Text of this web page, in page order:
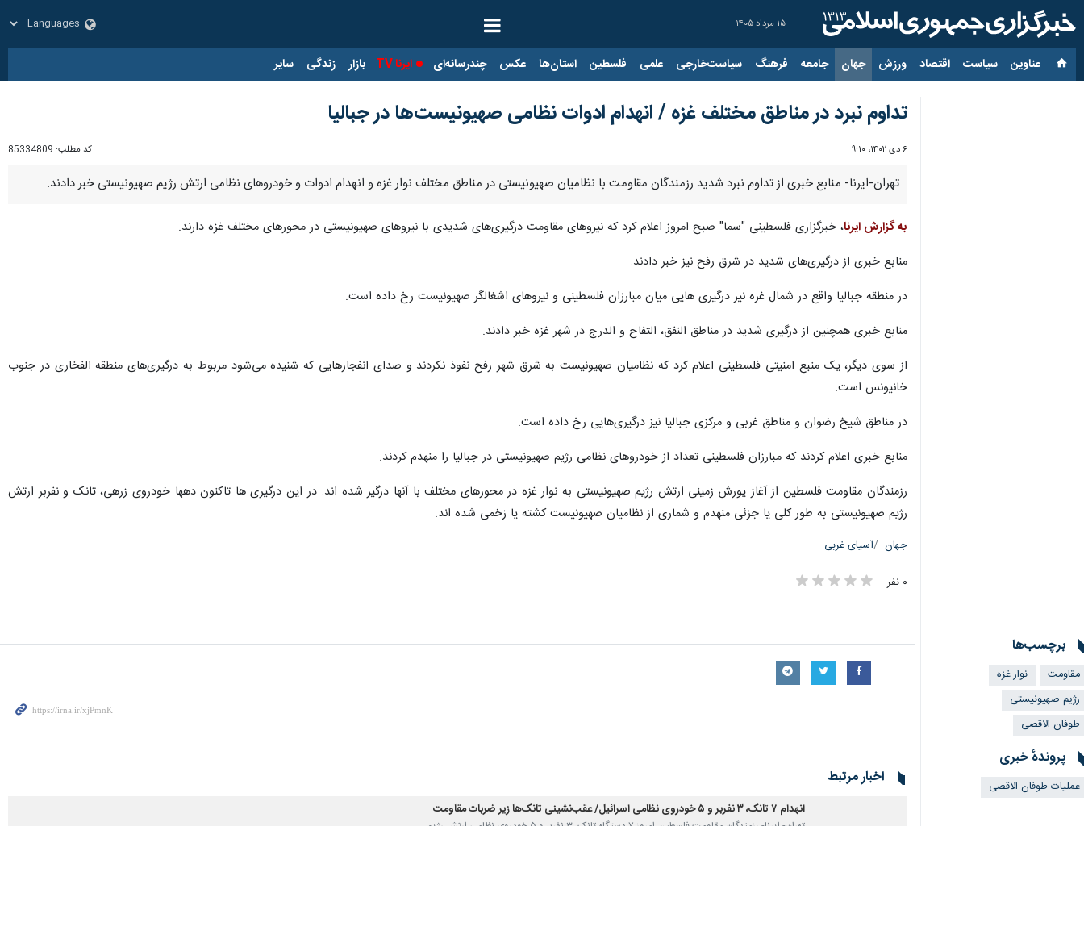
۱۵ مرداد ۱۴۰۵
عناوین‌ سیاست اقتصاد ورزش جهان جامعه فرهنگ سیاست‌خارجی علمی فلسطین استان‌ها عکس چندرسانه‌ای ایرنا TV بازار زندگی سایر
×
تداوم نبرد در مناطق مختلف غزه / انهدام ادوات نظامی صهیونیست‌ها در جبالیا
۶ دی ۱۴۰۲، ۹:۱۰ کد مطلب: 85334809
تهران-ایرنا- منابع خبری از تداوم نبرد شدید رزمندگان مقاومت با نظامیان صهیونیستی در مناطق مختلف نوار غزه و انهدام ادوات و خودروهای نظامی ارتش رژیم صهیونیستی خبر دادند.
به گزارش ایرنا، خبرگزاری فلسطینی "سما" صبح امروز اعلام کرد که نیروهای مقاومت درگیری‌های شدیدی با نیروهای صهیونیستی در محورهای مختلف غزه دارند.
منابع خبری از درگیری‌های شدید در شرق رفح نیز خبر دادند.
در منطقه جبالیا واقع در شمال غزه نیز درگیری ‌هایی میان مبارزان فلسطینی و نیروهای اشغالگر صهیونیست رخ داده است.
منابع خبری همچنین از درگیری شدید در مناطق النفق، التفاح و الدرج در شهر غزه خبر دادند.
از سوی دیگر، یک منبع امنیتی فلسطینی اعلام کرد که نظامیان صهیونیست‌ به شرق شهر رفح نفوذ نکردند و صدای انفجارهایی که شنیده می‌شود مربوط به درگیری‌های منطقه الفخاری در جنوب
خانیونس است.
در مناطق شیخ رضوان و مناطق غربی و مرکزی جبالیا نیز درگیری‌هایی رخ داده است.
منابع خبری اعلام کردند که مبارزان فلسطینی تعداد از خودروهای نظامی رژیم صهیونیستی در جبالیا را منهدم کردند.
رزمندگان مقاومت فلسطین از آغاز یورش زمینی ارتش رژیم صهیونیستی به نوار غزه در محورهای مختلف با آنها درگیر شده اند. در این درگیری ها تاکنون دهها خودروی زرهی، تانک و نفربر ارتش
رژیم صهیونیستی به طور کلی یا جزئی منهدم و شماری از نظامیان صهیونیست کشته یا زخمی شده اند.
جهان آسیای غربی
۰ نفر
برچسب‌ها
مقاومت
نوار غزه
رژیم صهیونیستی
طوفان الاقصی
پروندهٔ خبری
عملیات طوفان الاقصی اخبار مرتبط
انهدام ۷ تانک، ۳ نفربر و ۵ خودروی نظامی اسرائیل/ عقب‌نشینی تانک‌ها زیر ضربات مقاومت
تهران- ایرنا- رزمندگان مقاومت فلسطین امروز ۷ دستگاه تانک، ۳ نفربر و ۵ خودروی نظامی ارتش رژیم…
♿︎